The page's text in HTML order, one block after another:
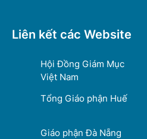
Liên kết các Website
Hội Đồng Giám Mục
Việt Nam
Tổng Giáo phận Huế
Giáo phận Đà Nẵng